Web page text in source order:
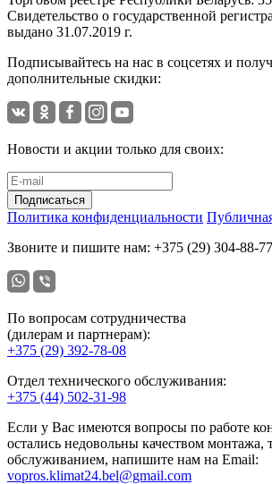
Свидетельство о государственной
выдано 31.07.2019 г.
Подписывайтесь на нас в соцсетях и
дополнительные скидки:
Новости и акции только для своих:
Подписаться
Политика конфиденциальности
Звоните и пишите нам: +375 (29) 304-88-77
По вопросам сотрудничества
(дилерам и партнерам):
+375 (29) 392-78-08
Отдел технического обслуживания:
+375 (44) 502-31-98
Если у Вас имеются вопросы по работе
остались недовольны качеством монтажа,
обслуживанием, напишите нам на Email:
vopros.klimat24.bel@gmail.com